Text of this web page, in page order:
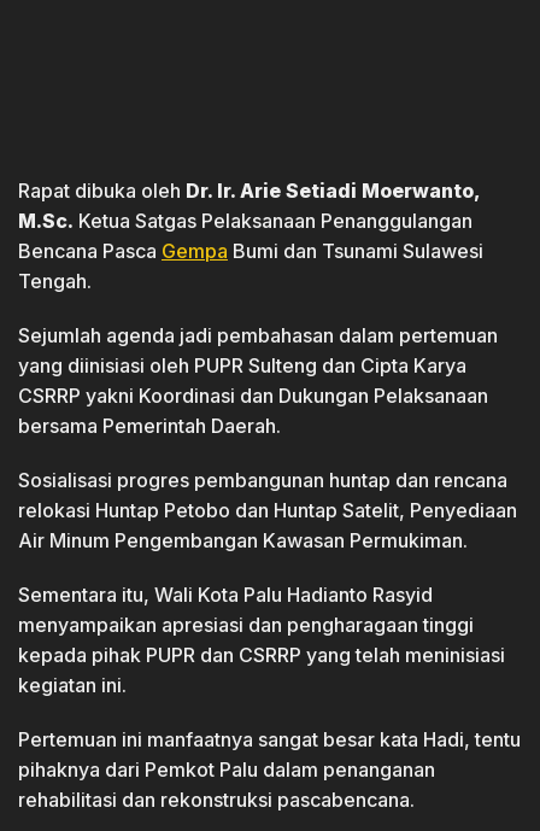
Rapat dibuka oleh Dr. Ir. Arie Setiadi Moerwanto,
M.Sc. Ketua Satgas Pelaksanaan Penanggulangan
Bencana Pasca Gempa Bumi dan Tsunami Sulawesi
Tengah.
Sejumlah agenda jadi pembahasan dalam pertemuan
yang diinisiasi oleh PUPR Sulteng dan Cipta Karya
CSRRP yakni Koordinasi dan Dukungan Pelaksanaan
bersama Pemerintah Daerah.
Sosialisasi progres pembangunan huntap dan rencana
relokasi Huntap Petobo dan Huntap Satelit, Penyediaan
Air Minum Pengembangan Kawasan Permukiman.
Sementara itu, Wali Kota Palu Hadianto Rasyid
menyampaikan apresiasi dan pengharagaan tinggi
kepada pihak PUPR dan CSRRP yang telah meninisiasi
kegiatan ini.
Pertemuan ini manfaatnya sangat besar kata Hadi, tentu
pihaknya dari Pemkot Palu dalam penanganan
rehabilitasi dan rekonstruksi pascabencana.